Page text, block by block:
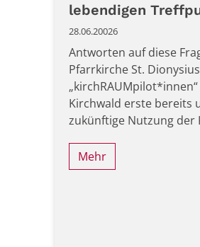
lebendigen
28.06.20026
Antworten auf diese
Pfarrkirche St.
Kirchwald erste bereits
zukünftige Nutzung der
Mehr